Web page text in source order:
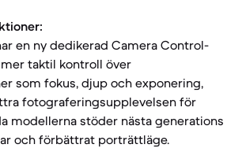
en ny dedikerad Camera Control-
taktil kontroll över
som fokus, djup och exponering,
fotograferingsupplevelsen för
modellerna stöder nästa generations
och förbättrat porträttläge.